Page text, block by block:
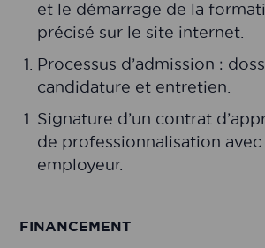
et le démarrage de la
précisé sur le site internet.
Processus d’admission :
candidature et entretien.
Signature d’un contrat
de professionnalisation avec
employeur.
FINANCEMENT